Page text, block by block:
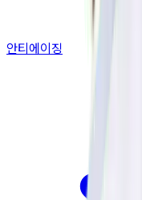
안티에이징